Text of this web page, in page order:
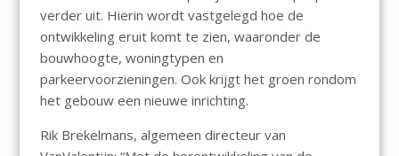
verder uit. Hierin wordt vastgelegd hoe de
ontwikkeling eruit komt te zien, waaronder de
bouwhoogte, woningtypen en
parkeervoorzieningen. Ook krijgt het groen rondom
het gebouw een nieuwe inrichting.
Rik Brekelmans, algemeen directeur van